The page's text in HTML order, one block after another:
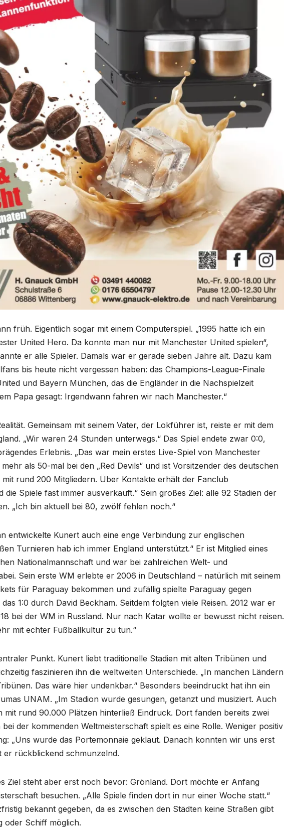
früh. Eigentlich sogar mit einem Computerspiel. „1995 hatte ich ein
United Hero. Da konnte man nur mit Manchester United spielen“,
er alle Spieler. Damals war er gerade sieben Jahre alt. Dazu kam
bis heute nicht vergessen haben: das Champions-League-Finale
und Bayern München, das die Engländer in die Nachspielzeit
Papa gesagt: Irgendwann fahren wir nach Manchester.“
Gemeinsam mit seinem Vater, der Lokführer ist, reiste er mit dem
„Wir waren 24 Stunden unterwegs.“ Das Spiel endete zwar 0:0,
Erlebnis. „Das war mein erstes Live-Spiel von Manchester
als 50-mal bei den „Red Devils“ und ist Vorsitzender des deutschen
rund 200 Mitgliedern. Über Kontakte erhält der Fanclub
die Spiele fast immer ausverkauft.“ Sein großes Ziel: alle 92 Stadien der
„Ich bin aktuell bei 80, zwölf fehlen noch.“
entwickelte Kunert auch eine enge Verbindung zur englischen
Turnieren hab ich immer England unterstützt.“ Er ist Mitglied eines
Nationalmannschaft und war bei zahlreichen Welt- und
Sein erste WM erlebte er 2006 in Deutschland – natürlich mit seinem
für Paraguay bekommen und zufällig spielte Paraguay gegen
1:0 durch David Beckham. Seitdem folgten viele Reisen. 2012 war er
bei der WM in Russland. Nur nach Katar wollte er bewusst nicht reisen.
mit echter Fußballkultur zu tun.“
Punkt. Kunert liebt traditionelle Stadien mit alten Tribünen und
faszinieren ihn die weltweiten Unterschiede. „In manchen Ländern
Das wäre hier undenkbar.“ Besonders beeindruckt hat ihn ein
UNAM. „Im Stadion wurde gesungen, getanzt und musiziert. Auch
mit rund 90.000 Plätzen hinterließ Eindruck. Dort fanden bereits zwei
der kommenden Weltmeisterschaft spielt es eine Rolle. Weniger positiv
„Uns wurde das Portemonnaie geklaut. Danach konnten wir uns erst
er rückblickend schmunzelnd.
Ziel steht aber erst noch bevor: Grönland. Dort möchte er Anfang
besuchen. „Alle Spiele finden dort in nur einer Woche statt.“
bekannt gegeben, da es zwischen den Städten keine Straßen gibt
oder Schiff möglich.